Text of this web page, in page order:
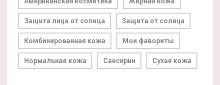
Защита лица от солнца Защита от солнца
Комбинированная кожа Мои фавориты
Нормальная кожа Санскрин Сухая кожа